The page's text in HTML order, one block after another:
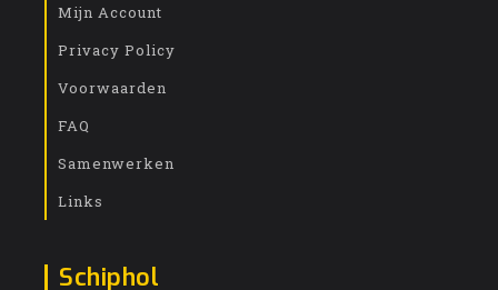
Mijn Account
Privacy Policy
Voorwaarden
FAQ
Samenwerken
Links
Schiphol